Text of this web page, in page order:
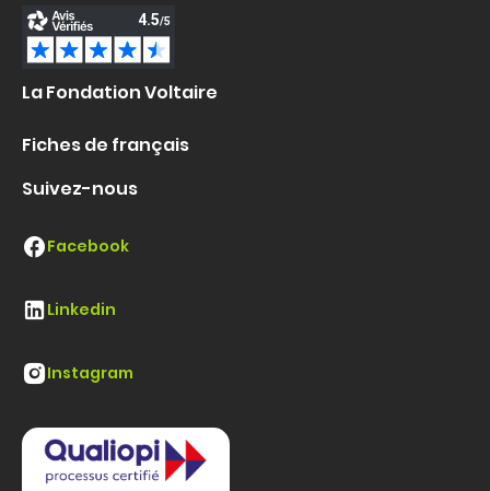
La Fondation Voltaire
Fiches de français
Suivez-nous
Facebook
Linkedin
Instagram